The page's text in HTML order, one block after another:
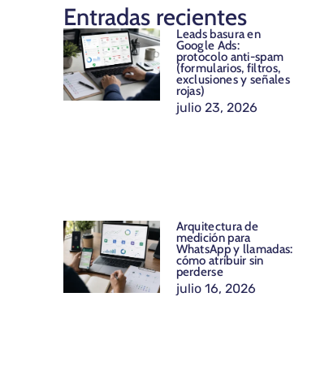
Entradas recientes
Leads basura en
Google Ads:
protocolo anti-spam
(formularios, filtros,
exclusiones y señales
rojas)
julio 23, 2026
Arquitectura de
medición para
WhatsApp y llamadas:
cómo atribuir sin
perderse
julio 16, 2026